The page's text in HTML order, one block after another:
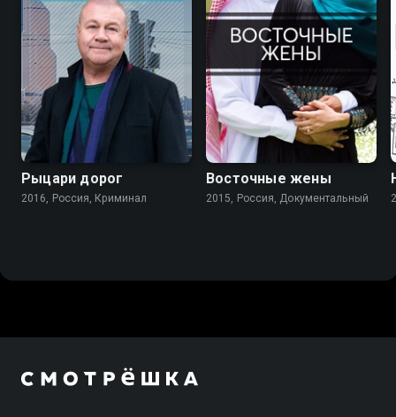
Рыцари дорог
2016, Россия, Криминал
7.5
Восточные жены
2015, Россия, Документальный